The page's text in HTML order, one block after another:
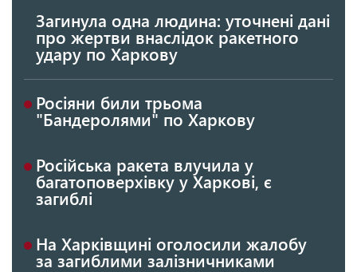
Загинула одна людина: уточнені дані
про жертви внаслідок ракетного
удару по Харкову
Росіяни били трьома
"Бандеролями" по Харкову
Російська ракета влучила у
багатоповерхівку у Харкові, є
загиблі
На Харківщині оголосили жалобу
за загиблими залізничниками